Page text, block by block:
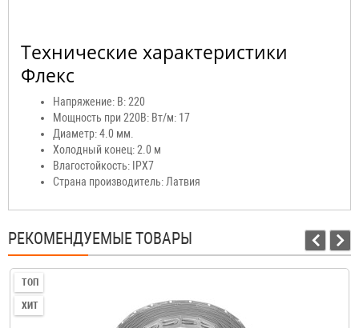
Технические характеристики
Флекс
Напряжение: В: 220
Мощность при 220В: Вт/м: 17
Диаметр: 4.0 мм.
Холодный конец: 2.0 м
Влагостойкость: IPX7
Страна производитель: Латвия
РЕКОМЕНДУЕМЫЕ ТОВАРЫ
ТОП
ХИТ